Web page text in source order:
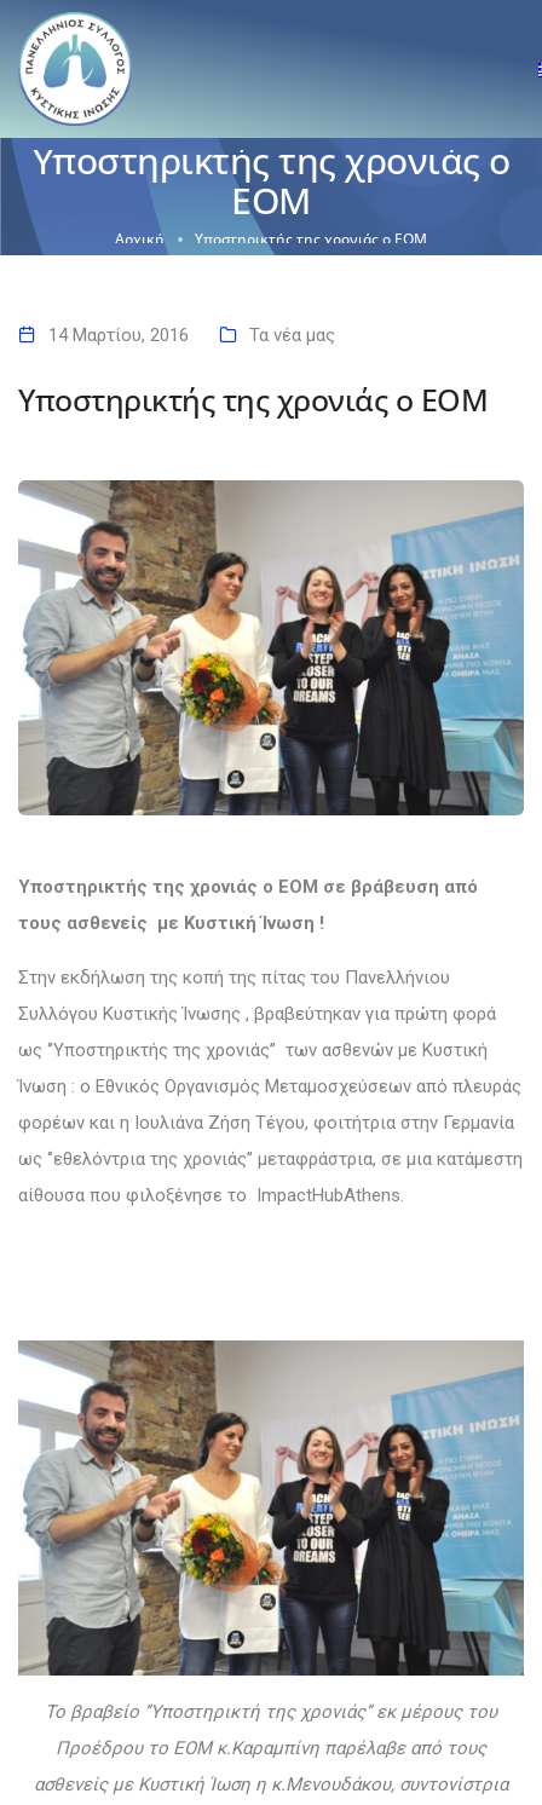
Υποστηρικτής της χρονιάς ο
ΕΟΜ
Αρχική Υποστηρικτής της χρονιάς ο ΕΟΜ
14 Μαρτίου, 2016 Τα νέα μας
Υποστηρικτής της χρονιάς ο ΕΟΜ
Υποστηρικτής της χρονιάς ο ΕΟΜ σε βράβευση από
τους ασθενείς με Κυστική Ίνωση !
Στην εκδήλωση της κοπή της πίτας του Πανελλήνιου
Συλλόγου Κυστικής Ίνωσης , βραβεύτηκαν για πρώτη φορά
ως ‘’Υποστηρικτής της χρονιάς’’ των ασθενών με Κυστική
Ίνωση : ο Εθνικός Οργανισμός Μεταμοσχεύσεων από πλευράς
φορέων και η Ιουλιάνα Ζήση Τέγου, φοιτήτρια στην Γερμανία
ως ‘’εθελόντρια της χρονιάς’’ μεταφράστρια, σε μια κατάμεστη
αίθουσα που φιλοξένησε το ImpactHubAthens.
Το βραβείο ‘’Υποστηρικτή της χρονιάς’’ εκ μέρους του
Προέδρου το ΕΟΜ κ.Καραμπίνη παρέλαβε από τους
ασθενείς με Κυστική Ίωση η κ.Μενουδάκου, συντονίστρια